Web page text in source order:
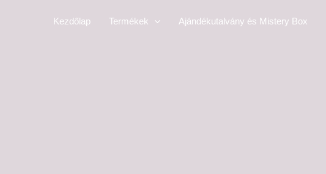
Kezdőlap Termékek Ajándékutalvány és Mistery Box